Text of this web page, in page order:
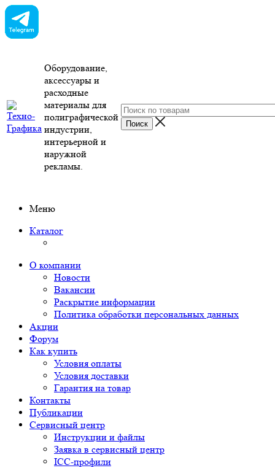
Оборудование,
аксессуары и
расходные
материалы для
полиграфической
индустрии,
интерьерной и
наружной
рекламы.
Меню
Каталог
О компании
Новости
Вакансии
Раскрытие информации
Политика обработки персональных данных
Акции
Форум
Как купить
Условия оплаты
Условия доставки
Гарантия на товар
Контакты
Публикации
Сервисный центр
Инструкции и файлы
Заявка в сервисный центр
ICC-профили